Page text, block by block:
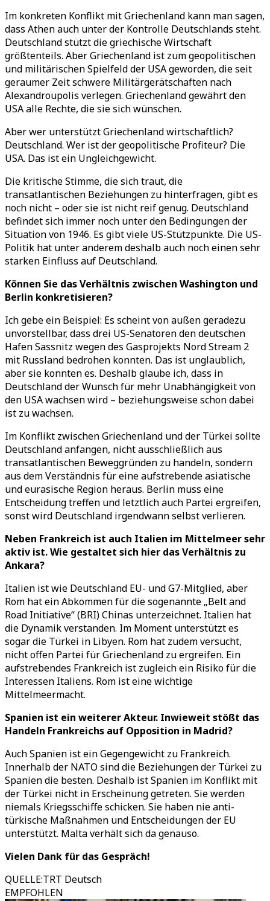
Im konkreten Konflikt mit Griechenland kann man sagen,
dass Athen auch unter der Kontrolle Deutschlands steht.
Deutschland stützt die griechische Wirtschaft
größtenteils. Aber Griechenland ist zum geopolitischen
und militärischen Spielfeld der USA geworden, die seit
geraumer Zeit schwere Militärgerätschaften nach
Alexandroupolis verlegen. Griechenland gewährt den
USA alle Rechte, die sie sich wünschen.
Aber wer unterstützt Griechenland wirtschaftlich?
Deutschland. Wer ist der geopolitische Profiteur? Die
USA. Das ist ein Ungleichgewicht.
Die kritische Stimme, die sich traut, die
transatlantischen Beziehungen zu hinterfragen, gibt es
noch nicht – oder sie ist nicht reif genug. Deutschland
befindet sich immer noch unter den Bedingungen der
Situation von 1946. Es gibt viele US-Stützpunkte. Die US-
Politik hat unter anderem deshalb auch noch einen sehr
starken Einfluss auf Deutschland.
Können Sie das Verhältnis zwischen Washington und
Berlin konkretisieren?
Ich gebe ein Beispiel: Es scheint von außen geradezu
unvorstellbar, dass drei US-Senatoren den deutschen
Hafen Sassnitz wegen des Gasprojekts Nord Stream 2
mit Russland bedrohen konnten. Das ist unglaublich,
aber sie konnten es. Deshalb glaube ich, dass in
Deutschland der Wunsch für mehr Unabhängigkeit von
den USA wachsen wird – beziehungsweise schon dabei
ist zu wachsen.
Im Konflikt zwischen Griechenland und der Türkei sollte
Deutschland anfangen, nicht ausschließlich aus
transatlantischen Beweggründen zu handeln, sondern
aus dem Verständnis für eine aufstrebende asiatische
und eurasische Region heraus. Berlin muss eine
Entscheidung treffen und letztlich auch Partei ergreifen,
sonst wird Deutschland irgendwann selbst verlieren.
Neben Frankreich ist auch Italien im Mittelmeer sehr
aktiv ist. Wie gestaltet sich hier das Verhältnis zu
Ankara?
Italien ist wie Deutschland EU- und G7-Mitglied, aber
Rom hat ein Abkommen für die sogenannte „Belt and
Road Initiative“ (BRI) Chinas unterzeichnet. Italien hat
die Dynamik verstanden. Im Moment unterstützt es
sogar die Türkei in Libyen. Rom hat zudem versucht,
nicht offen Partei für Griechenland zu ergreifen. Ein
aufstrebendes Frankreich ist zugleich ein Risiko für die
Interessen Italiens. Rom ist eine wichtige
Mittelmeermacht.
Spanien ist ein weiterer Akteur. Inwieweit stößt das
Handeln Frankreichs auf Opposition in Madrid?
Auch Spanien ist ein Gegengewicht zu Frankreich.
Innerhalb der NATO sind die Beziehungen der Türkei zu
Spanien die besten. Deshalb ist Spanien im Konflikt mit
der Türkei nicht in Erscheinung getreten. Sie werden
niemals Kriegsschiffe schicken. Sie haben nie anti-
türkische Maßnahmen und Entscheidungen der EU
unterstützt. Malta verhält sich da genauso.
Vielen Dank für das Gespräch!
QUELLE:TRT Deutsch
EMPFOHLEN